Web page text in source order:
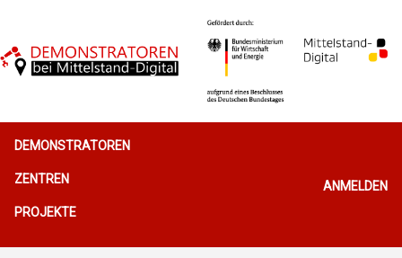
Hauptnavigation
DEMONSTRATOREN
ZENTREN
PROJEKTE
ANMELDEN